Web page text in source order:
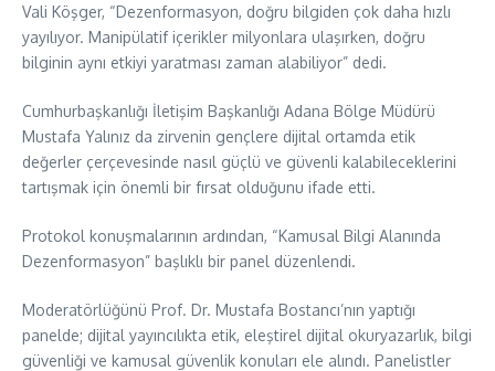
Vali Köşger, “Dezenformasyon, doğru bilgiden çok daha hızlı
yayılıyor. Manipülatif içerikler milyonlara ulaşırken, doğru
bilginin aynı etkiyi yaratması zaman alabiliyor” dedi.
Cumhurbaşkanlığı İletişim Başkanlığı Adana Bölge Müdürü
Mustafa Yalınız da zirvenin gençlere dijital ortamda etik
değerler çerçevesinde nasıl güçlü ve güvenli kalabileceklerini
tartışmak için önemli bir fırsat olduğunu ifade etti.
Protokol konuşmalarının ardından, “Kamusal Bilgi Alanında
Dezenformasyon” başlıklı bir panel düzenlendi.
Moderatörlüğünü Prof. Dr. Mustafa Bostancı’nın yaptığı
panelde; dijital yayıncılıkta etik, eleştirel dijital okuryazarlık, bilgi
güvenliği ve kamusal güvenlik konuları ele alındı. Panelistler